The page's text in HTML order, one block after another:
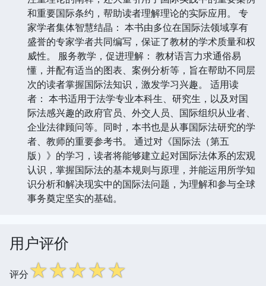
和重要国际条约，帮助读者理解理论的实际应用。 专
家学者集体智慧结晶： 本书由多位在国际法领域享有
盛誉的专家学者共同编写，保证了教材的学术质量和权
威性。 服务教学，促进理解： 教材语言力求通俗易
懂，并配有适当的图表、案例分析等，旨在帮助不同层
次的读者掌握国际法知识，激发学习兴趣。 适用读
者： 本书适用于法学专业本科生、研究生，以及对国
际法感兴趣的政府官员、外交人员、国际组织从业者、
企业法律顾问等。同时，本书也是从事国际法研究的学
者、教师的重要参考书。 通过对《国际法（第五
版）》的学习，读者将能够建立起对国际法体系的宏观
认识，掌握国际法的基本规则与原理，并能运用所学知
识分析和解决现实中的国际法问题，为理解和参与全球
事务奠定坚实的基础。
用户评价
评分☆☆☆☆☆